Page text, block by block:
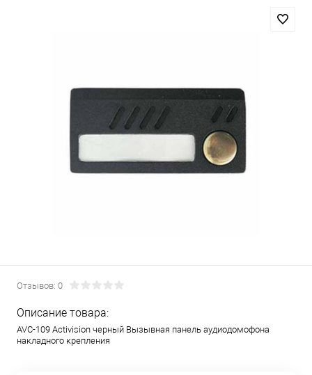
Отзывов: 0
Описание товара:
AVC-109 Activision черный Вызывная панель аудиодомофона
накладного крепления